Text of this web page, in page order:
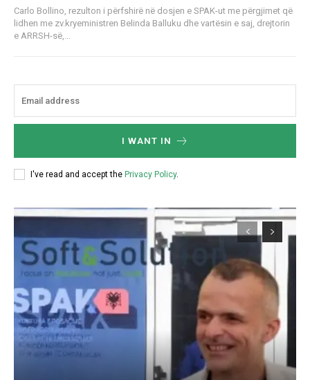
Carlo Bollino, rezulton i përfshirë në dosjen e SPAK-ut me përgjimet që
lidhen me zv.kryeministren Belinda Balluku dhe vartësin e saj, drejtorin
e ARRSH-së,...
I WANT IN
I've read and accept the Privacy Policy.